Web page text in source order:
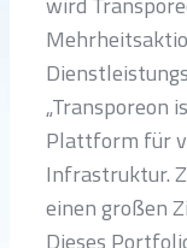
„Transporeon
Plattform für
Infrastruktur.
einen großen
Dieses